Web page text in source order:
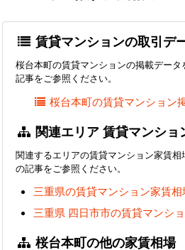
賃貸マンションの取引デ
桜台本町の賃貸マンションの掲載デー
記事をご参照ください。
桜台本町の賃貸マンション
関連エリア 賃貸マンショ
関連するエリアの賃貸マンション家賃
の記事をご参照ください。
三重県の賃貸マンション家賃
三重県 四日市市の賃貸マンシ
桜台本町の他の家賃相場